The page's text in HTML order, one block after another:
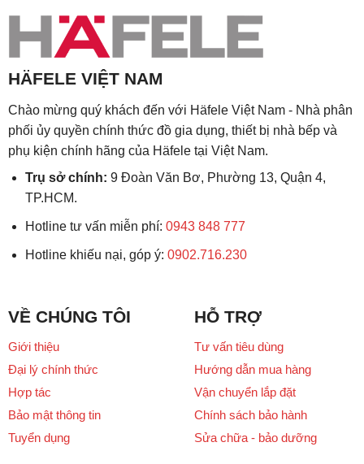
HÄFELE VIỆT NAM
Chào mừng quý khách đến với Häfele Việt Nam - Nhà phân
phối ủy quyền chính thức đồ gia dụng, thiết bị nhà bếp và
phụ kiện chính hãng của Häfele tại Việt Nam.
Trụ sở chính: 9 Đoàn Văn Bơ, Phường 13, Quận 4,
TP.HCM.
Hotline tư vấn miễn phí: 0943 848 777
Hotline khiếu nại, góp ý: 0902.716.230
VỀ CHÚNG TÔI
Giới thiệu
Đại lý chính thức
Hợp tác
Bảo mật thông tin
Tuyển dụng
HỖ TRỢ
Tư vấn tiêu dùng
Hướng dẫn mua hàng
Vận chuyển lắp đặt
Chính sách bảo hành
Sửa chữa - bảo dưỡng